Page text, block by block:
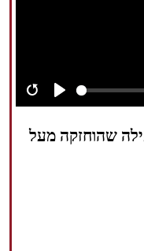
RestartPlay
שהוחזקה מעל